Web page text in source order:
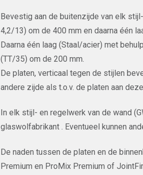
Bevestig aan de buitenzijde van elk
4,2/13) om de 400 mm en daarna één
Daarna één laag (Staal/acier) met
(TT/35) om de 200 mm.
De platen, verticaal tegen de stijlen
andere zijde als t.o.v. de platen aan
In elk stijl- en regelwerk van de wand
glaswolfabrikant . Eventueel kunnen
De naden tussen de platen en de
Premium en ProMix Premium of